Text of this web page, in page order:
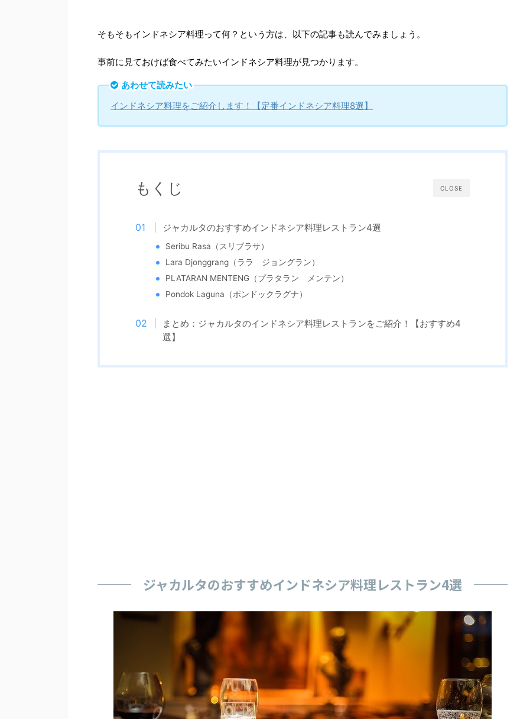
そもそもインドネシア料理って何？という方は、以下の記事も読んでみましょう。
事前に見ておけば食べてみたいインドネシア料理が見つかります。
あわせて読みたい
インドネシア料理をご紹介します！【定番インドネシア料理8選】
CLOSE
もくじ
ジャカルタのおすすめインドネシア料理レストラン4選
Seribu Rasa（スリブラサ）
Lara Djonggrang（ララ ジョングラン）
PLATARAN MENTENG（プラタラン メンテン）
Pondok Laguna（ポンドックラグナ）
まとめ：ジャカルタのインドネシア料理レストランをご紹介！【おすすめ4
選】
ジャカルタのおすすめインドネシア料理レストラン4選